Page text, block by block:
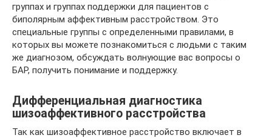
группах и группах поддержки для пациентов с
биполярным аффективным расстройством. Это
специальные группы с определенными правилами, в
которых вы можете познакомиться с людьми с таким
же диагнозом, обсуждать волнующие вас вопросы о
БАР, получить понимание и поддержку.
Дифференциальная диагностика
шизоаффективного расстройства
Так как шизоаффективное расстройство включает в